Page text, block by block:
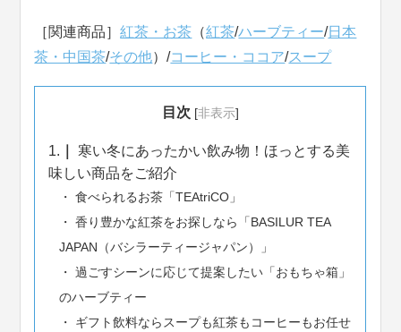
［関連商品］紅茶・お茶 （紅茶/ハーブティー/日本
茶・中国茶/その他）/コーヒー・ココア/スープ
目次 [非表示]
1.
寒い冬にあったかい飲み物！ほっとする美
味しい商品をご紹介
食べられるお茶「TEAtriCO」
香り豊かな紅茶をお探しなら「BASILUR TEA
JAPAN（バシラーティージャパン）」
過ごすシーンに応じて提案したい「おもちゃ箱」
のハーブティー
ギフト飲料ならスープも紅茶もコーヒーもお任せ